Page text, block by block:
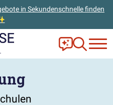
in Sekundenschnelle finden
Frag Ella!
Zur